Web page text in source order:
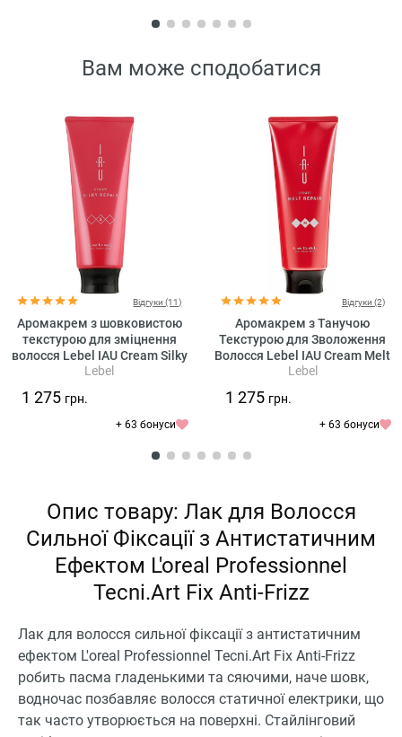
Вам може сподобатися
Відгуки (11)
Аромакрем з шовковистою
текстурою для зміцнення
волосся Lebel IAU Cream Silky
Repair
Lebel
1 275 грн.
+ 63 бонуси
Відгуки (2)
Аромакрем з Танучою
Текстурою для Зволоження
Волосся Lebel IAU Cream Melt
Repair
Lebel
1 275 грн.
+ 63 бонуси
Опис товару: Лак для Волосся
Сильної Фіксації з Антистатичним
Ефектом L'oreal Professionnel
Tecni.Art Fix Anti-Frizz
Лак для волосся сильної фіксації з антистатичним
ефектом L'oreal Professionnel Tecni.Art Fix Anti-Frizz
робить пасма гладенькими та сяючими, наче шовк,
водночас позбавляє волосся статичної електрики, що
так часто утворюється на поверхні. Стайлінговий